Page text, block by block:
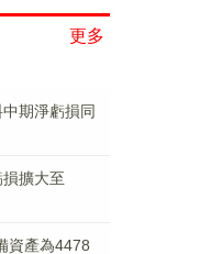
更多
期淨虧損同
擴大至
資產為4478